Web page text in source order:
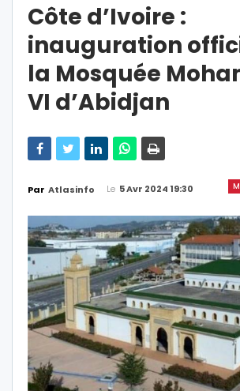
Côte d’Ivoire :
inauguration
la Mosquée
VI d’Abidjan
Par Atlasinfo Le 5 Avr 2024 19:30